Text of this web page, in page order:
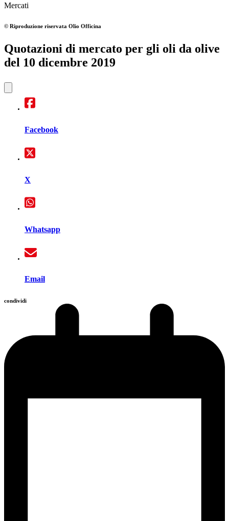
Mercati
© Riproduzione riservata Olio Officina
Quotazioni di mercato per gli oli da olive
del 10 dicembre 2019
Facebook
X
Whatsapp
Email
condividi